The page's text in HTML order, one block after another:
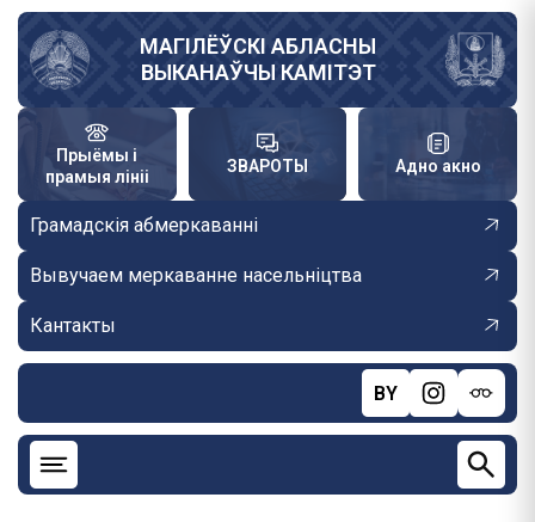
Skip
main
content
МАГІЛЁЎСКІ АБЛАСНЫ
ВЫКАНАЎЧЫ КАМІТЭТ
Прыёмы і
прамыя лініі
ЗВАРОТЫ Адно акно
Грамадскія абмеркаванні
Вывучаем меркаванне насельніцтва
Кантакты
BY